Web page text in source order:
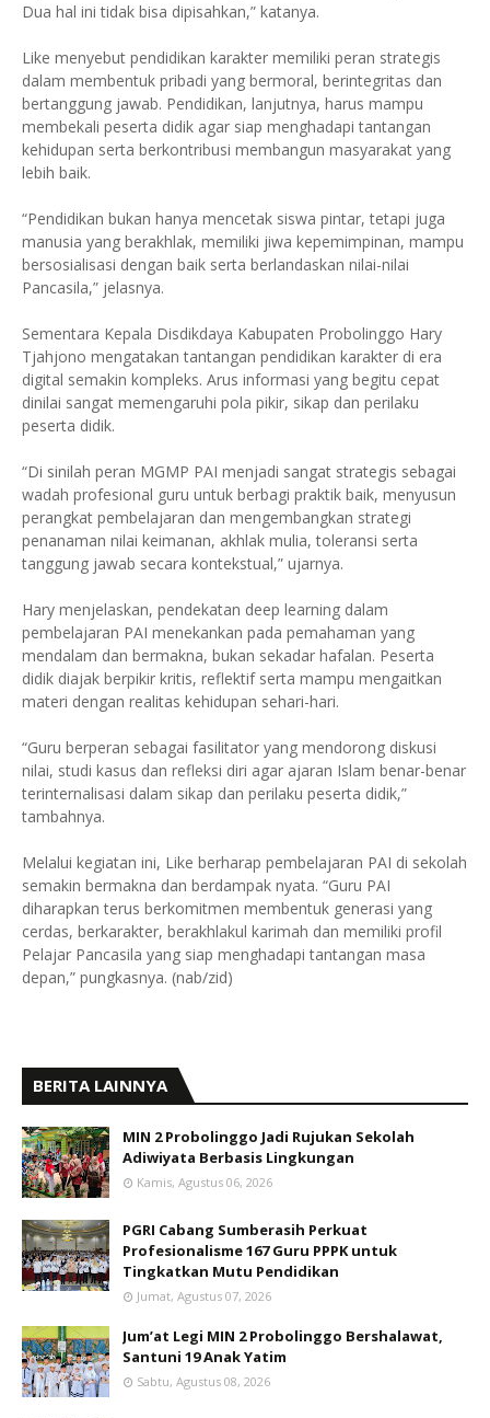
Dua hal ini tidak bisa dipisahkan,” katanya.
Like menyebut pendidikan karakter memiliki peran strategis
dalam membentuk pribadi yang bermoral, berintegritas dan
bertanggung jawab. Pendidikan, lanjutnya, harus mampu
membekali peserta didik agar siap menghadapi tantangan
kehidupan serta berkontribusi membangun masyarakat yang
lebih baik.
“Pendidikan bukan hanya mencetak siswa pintar, tetapi juga
manusia yang berakhlak, memiliki jiwa kepemimpinan, mampu
bersosialisasi dengan baik serta berlandaskan nilai-nilai
Pancasila,” jelasnya.
Sementara Kepala Disdikdaya Kabupaten Probolinggo Hary
Tjahjono mengatakan tantangan pendidikan karakter di era
digital semakin kompleks. Arus informasi yang begitu cepat
dinilai sangat memengaruhi pola pikir, sikap dan perilaku
peserta didik.
“Di sinilah peran MGMP PAI menjadi sangat strategis sebagai
wadah profesional guru untuk berbagi praktik baik, menyusun
perangkat pembelajaran dan mengembangkan strategi
penanaman nilai keimanan, akhlak mulia, toleransi serta
tanggung jawab secara kontekstual,” ujarnya.
Hary menjelaskan, pendekatan deep learning dalam
pembelajaran PAI menekankan pada pemahaman yang
mendalam dan bermakna, bukan sekadar hafalan. Peserta
didik diajak berpikir kritis, reflektif serta mampu mengaitkan
materi dengan realitas kehidupan sehari-hari.
“Guru berperan sebagai fasilitator yang mendorong diskusi
nilai, studi kasus dan refleksi diri agar ajaran Islam benar-benar
terinternalisasi dalam sikap dan perilaku peserta didik,”
tambahnya.
Melalui kegiatan ini, Like berharap pembelajaran PAI di sekolah
semakin bermakna dan berdampak nyata. “Guru PAI
diharapkan terus berkomitmen membentuk generasi yang
cerdas, berkarakter, berakhlakul karimah dan memiliki profil
Pelajar Pancasila yang siap menghadapi tantangan masa
depan,” pungkasnya. (nab/zid)
BERITA LAINNYA
MIN 2 Probolinggo Jadi Rujukan Sekolah
Adiwiyata Berbasis Lingkungan
Kamis, Agustus 06, 2026
PGRI Cabang Sumberasih Perkuat
Profesionalisme 167 Guru PPPK untuk
Tingkatkan Mutu Pendidikan
Jumat, Agustus 07, 2026
Jum’at Legi MIN 2 Probolinggo Bershalawat,
Santuni 19 Anak Yatim
Sabtu, Agustus 08, 2026